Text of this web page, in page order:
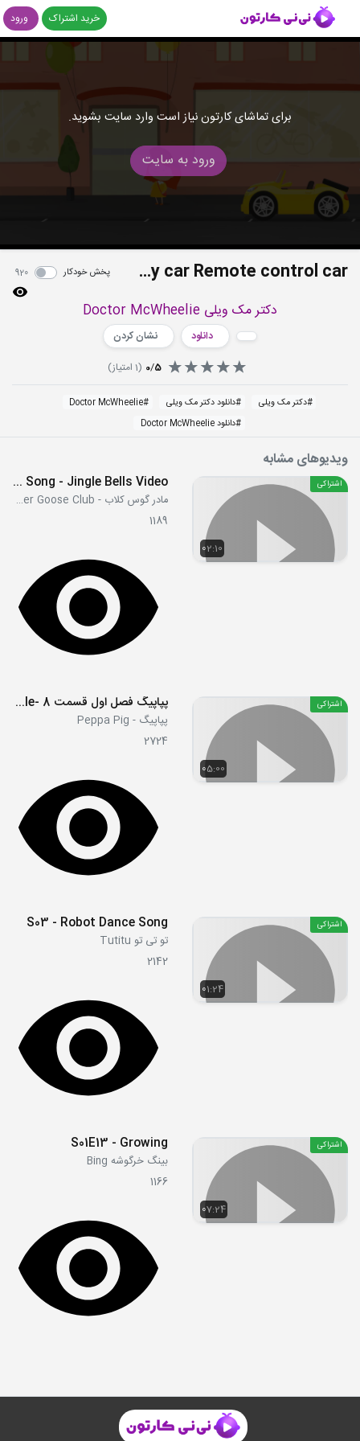
خرید اشتراک ورود
برای تماشای کارتون نیاز است وارد سایت بشوید.
ورود به سایت
The toy car Remote control car پخش خودکار 920
دکتر مک ویلی Doctor McWheelie
دانلود
نشان کردن
0/5
(
1 امتیاز)
#دکتر مک ویلی #دانلود دکتر مک ویلی #
Doctor McWheelie
#دانلود Doctor McWheelie
ویدیوهای مشابه
02:10
اشتراکی Christmas Song - Jingle Bells Video
مادر گوس کلاب - Mother Goose Club
1189
05:00
اشتراکی پپاپیگ فصل اول قسمت 8 -Piggy in the Middle
پپاپیگ - Peppa Pig
2724
01:24
اشتراکی S03 - Robot Dance Song
تو تی تو Tutitu
2142
07:24
اشتراکی S01E13 - Growing
بینگ خرگوشه Bing
1166